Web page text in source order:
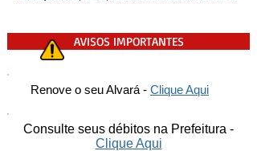
AVISOS IMPORTANTES
Renove o seu Alvará - Clique Aqui
Consulte seus débitos na Prefeitura -
Clique Aqui